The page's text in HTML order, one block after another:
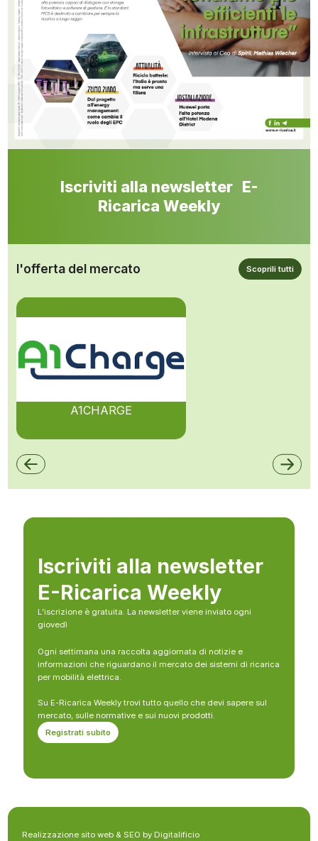
Iscriviti alla newsletter E-
Ricarica Weekly
l'offerta del mercato Scoprili tutti
A1CHARGE
Iscriviti alla newsletter
E-Ricarica Weekly
L’iscrizione è gratuita. La newsletter viene inviato ogni
giovedì
Ogni settimana una raccolta aggiornata di notizie e
informazioni che riguardano il mercato dei sistemi di ricarica
per mobilità elettrica.
Su E-Ricarica Weekly trovi tutto quello che devi sapere sul
mercato, sulle normative e sui nuovi prodotti.
Registrati subito
Realizzazione sito web & SEO by Digitalificio